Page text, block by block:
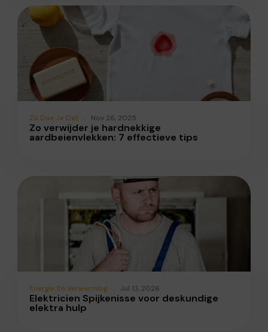
Zo Doe Je Dat Nov 26, 2025
Zo verwijder je hardnekkige
aardbeienvlekken: 7 effectieve tips
Energie En Verwarming Jul 13, 2026
Elektricien Spijkenisse voor deskundige
elektra hulp